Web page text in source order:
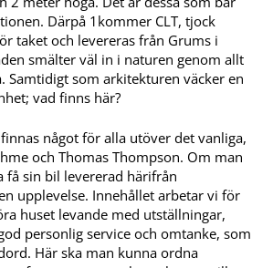
Därpå 1kommer CLT, tjock
taket och levereras från Grums i
smälter väl in i naturen genom allt
Samtidigt som arkitekturen väcker en
vad finns här?
något för alla utöver det vanliga,
och Thomas Thompson. Om man
få sin bil levererad härifrån
upplevelse. Innehållet arbetar vi för
huset levande med utställningar,
personlig service och omtanke, som
Här ska man kunna ordna